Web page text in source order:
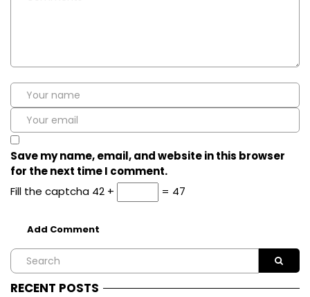
Save my name, email, and website in this browser
for the next time I comment.
Fill the captcha 42 + = 47
RECENT POSTS